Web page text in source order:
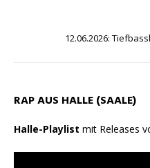
12.06.2026:
RAP AUS HALLE (SAALE)
Halle-Playlist mit Releases